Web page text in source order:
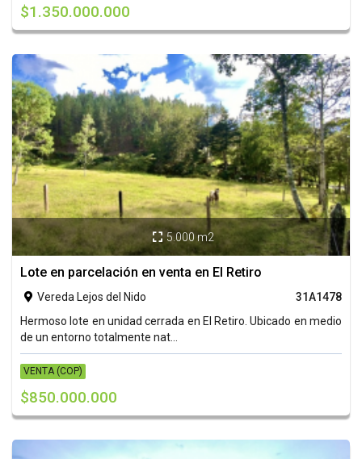
$1.350.000.000
 5.000 m2
Lote en parcelación en venta en El Retiro
 Vereda Lejos del Nido
31A1478
Hermoso lote en unidad cerrada en El Retiro. Ubicado en medio
de un entorno totalmente nat...
VENTA (COP)
$850.000.000